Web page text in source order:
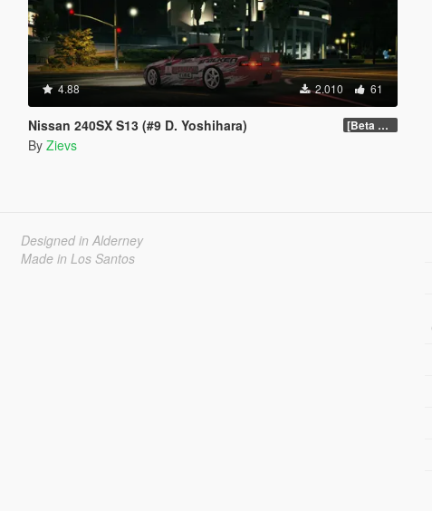
4.88 2.010 61
Nissan 240SX S13 (#9 D. Yoshihara) [Beta 0.6]
By Zievs
Designed in Alderney
Made in Los Santos